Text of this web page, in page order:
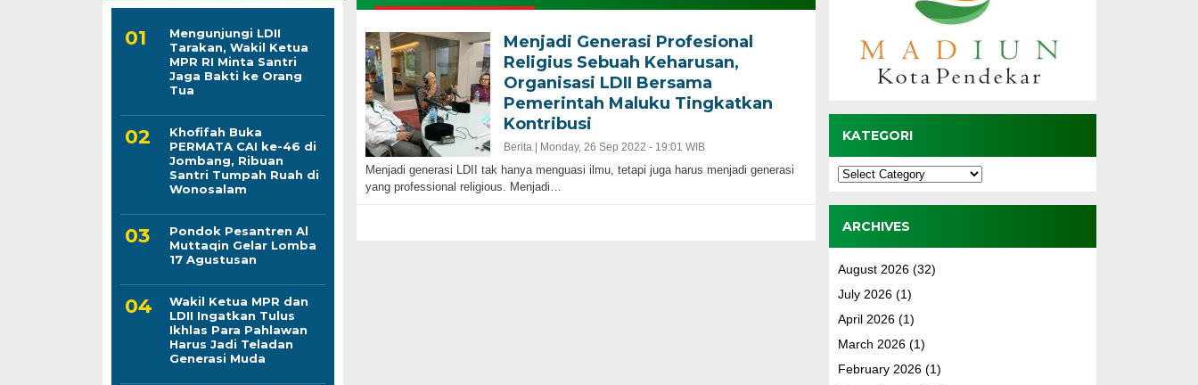
Mengunjungi LDII
Tarakan, Wakil Ketua
MPR RI Minta Santri
Jaga Bakti ke Orang
Tua
Khofifah Buka
PERMATA CAI ke-46 di
Jombang, Ribuan
Santri Tumpah Ruah di
Wonosalam
Pondok Pesantren Al
Muttaqin Gelar Lomba
17 Agustusan
Wakil Ketua MPR dan
LDII Ingatkan Tulus
Ikhlas Para Pahlawan
Harus Jadi Teladan
Generasi Muda
Menjadi Generasi Profesional
Religius Sebuah Keharusan,
Organisasi LDII Bersama
Pemerintah Maluku Tingkatkan
Kontribusi
Berita | Monday, 26 Sep 2022 - 19:01 WIB
Menjadi generasi LDII tak hanya menguasi ilmu, tetapi juga harus menjadi generasi
yang professional religious. Menjadi…
KATEGORI
Kategori
ARCHIVES
August 2026(32)
July 2026(1)
April 2026(1)
March 2026(1)
February 2026(1)